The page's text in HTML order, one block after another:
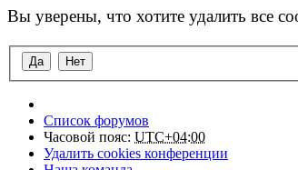
Вы уверены, что хотите удалить все
Список форумов
Часовой пояс: UTC+04:00
Удалить cookies конференции